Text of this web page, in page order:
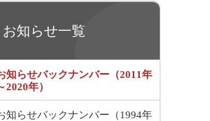
お知らせ一覧
知らせバックナンバー（2011年
2020年）
知らせバックナンバー（1994年